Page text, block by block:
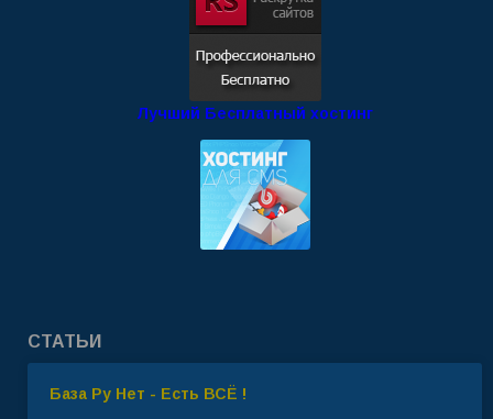
Лучший Бесплатный хостинг
СТАТЬИ
База Ру Нет - Есть ВСЁ !